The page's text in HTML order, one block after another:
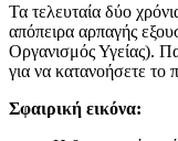
Τα τελευταία δύο
απόπειρα αρπαγής
Οργανισμός Υγείας).
για να κατανοήσετε το
Σφαιρική εικόνα: